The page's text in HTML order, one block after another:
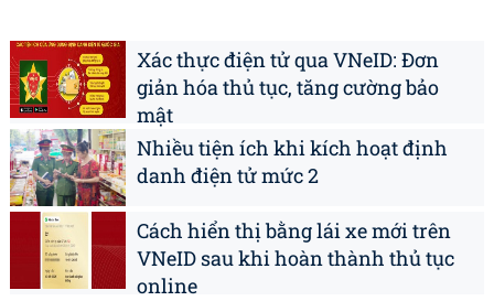
Xác thực điện tử qua VNeID: Đơn
giản hóa thủ tục, tăng cường bảo
mật
Nhiều tiện ích khi kích hoạt định
danh điện tử mức 2
Cách hiển thị bằng lái xe mới trên
VNeID sau khi hoàn thành thủ tục
online